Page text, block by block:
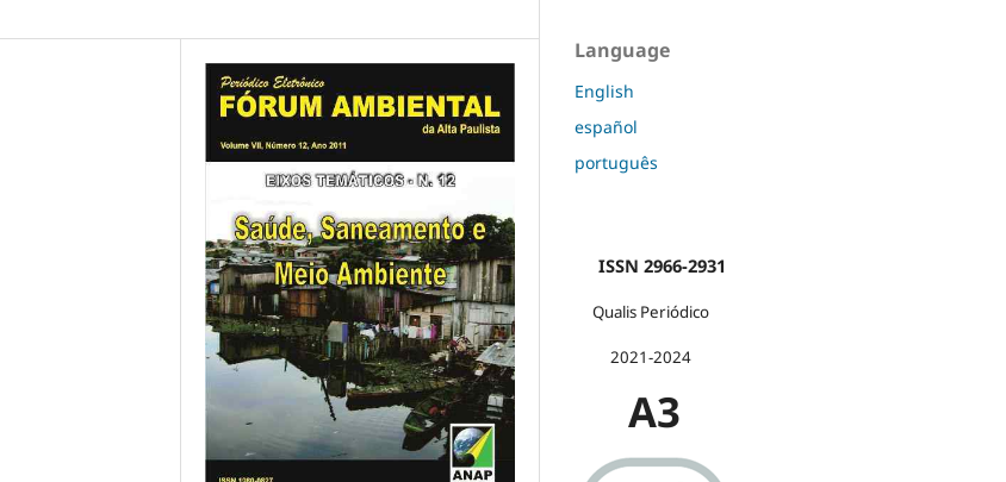
Language
English
español
português
ISSN 2966-2931
Qualis Periódico
2021-2024
A3